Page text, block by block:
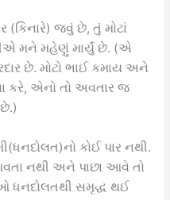
(કિનારે) જવું છે, તું મોટાં
મને મહેણું માર્યું છે. (એ
છે. મોટો ભાઈ કમાય અને
કરે, એનો તો અવતાર જ
કોઈ પાર નથી.
નથી અને પાછા આવે તો
ધનદોલતથી સમૃદ્ધ થઈ